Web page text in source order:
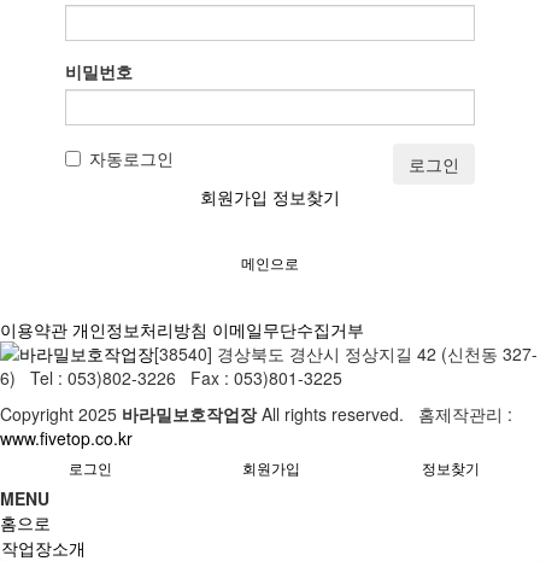
비밀번호
자동로그인
로그인
회원가입 정보찾기
메인으로
이용약관 개인정보처리방침 이메일무단수집거부
[38540] 경상북도 경산시 정상지길 42 (신천동 327-
6) Tel : 053)802-3226 Fax : 053)801-3225
Copyright 2025 바라밀보호작업장All rights reserved. 홈제작관리 :
www.fivetop.co.kr
로그인 회원가입 정보찾기
MENU
홈으로
작업장소개